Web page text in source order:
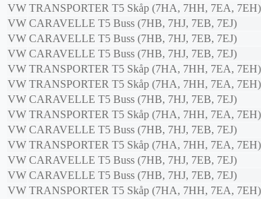
VW TRANSPORTER T5 Skåp (7HA, 7HH, 7EA, 7EH)
VW CARAVELLE T5 Buss (7HB, 7HJ, 7EB, 7EJ)
VW CARAVELLE T5 Buss (7HB, 7HJ, 7EB, 7EJ)
VW CARAVELLE T5 Buss (7HB, 7HJ, 7EB, 7EJ)
VW TRANSPORTER T5 Skåp (7HA, 7HH, 7EA, 7EH)
VW TRANSPORTER T5 Skåp (7HA, 7HH, 7EA, 7EH)
VW CARAVELLE T5 Buss (7HB, 7HJ, 7EB, 7EJ)
VW TRANSPORTER T5 Skåp (7HA, 7HH, 7EA, 7EH)
VW CARAVELLE T5 Buss (7HB, 7HJ, 7EB, 7EJ)
VW TRANSPORTER T5 Skåp (7HA, 7HH, 7EA, 7EH)
VW CARAVELLE T5 Buss (7HB, 7HJ, 7EB, 7EJ)
VW CARAVELLE T5 Buss (7HB, 7HJ, 7EB, 7EJ)
VW TRANSPORTER T5 Skåp (7HA, 7HH, 7EA, 7EH)